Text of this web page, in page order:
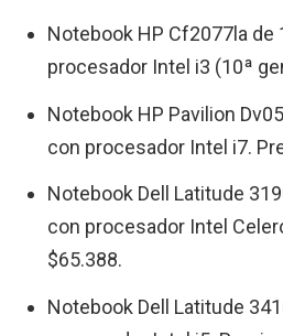
Notebook HP Cf2077la de
procesador Intel i3 (10ª
Notebook HP Pavilion
con procesador Intel i7.
Notebook Dell Latitude
con procesador Intel
$65.388.
Notebook Dell Latitude